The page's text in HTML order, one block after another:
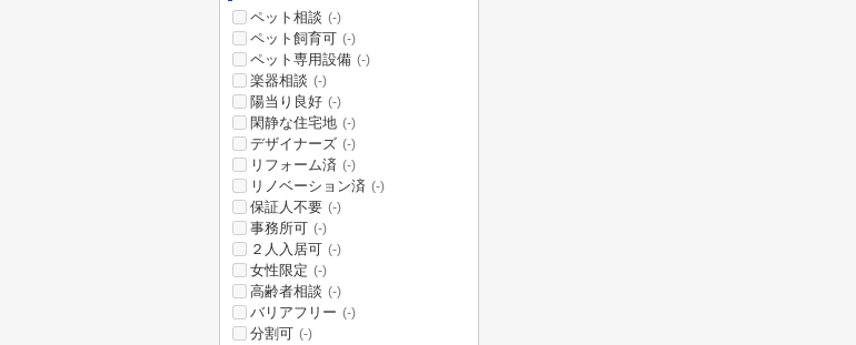
ペット相談 (-)
ペット飼育可 (-)
ペット専用設備 (-)
楽器相談 (-)
陽当り良好 (-)
閑静な住宅地 (-)
デザイナーズ (-)
リフォーム済 (-)
リノベーション済 (-)
保証人不要 (-)
事務所可 (-)
２人入居可 (-)
女性限定 (-)
高齢者相談 (-)
バリアフリー (-)
分割可 (-)